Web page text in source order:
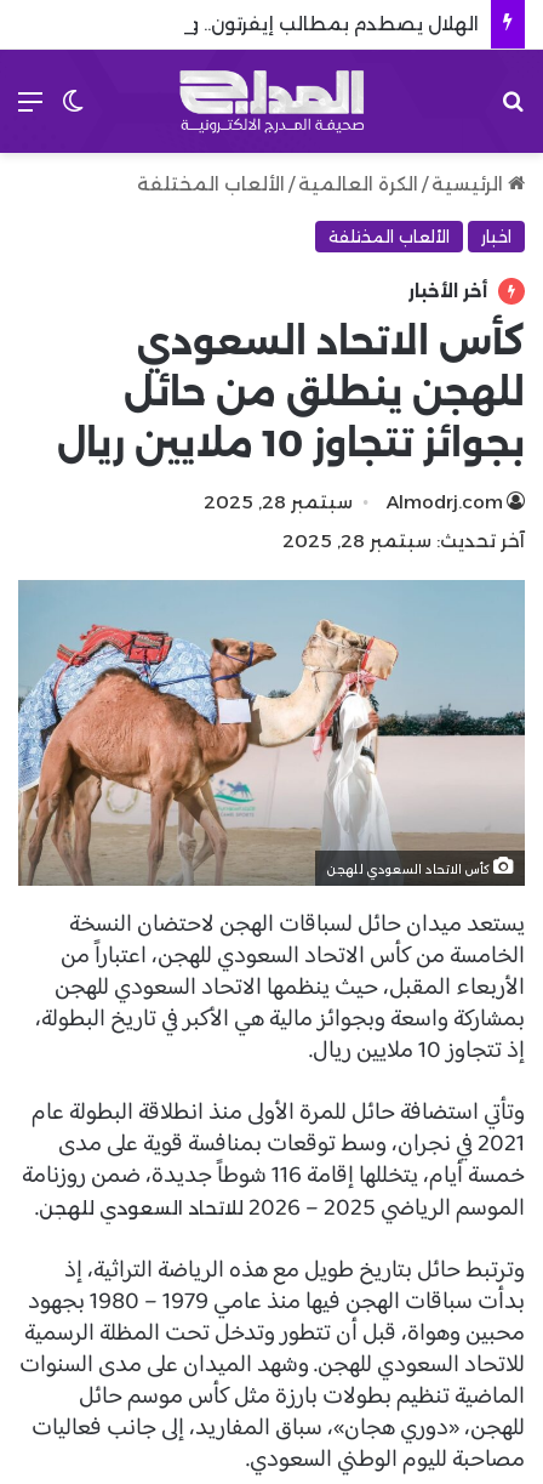
الرئيسية / الكرة العالمية / الألعاب المختلفة
اخبار الألعاب المختلفة
أخر الأخبار
كأس الاتحاد السعودي
للهجن ينطلق من حائل
بجوائز تتجاوز 10 ملايين ريال
Almodrj.com
سبتمبر 28, 2025
آخر تحديث: سبتمبر 28, 2025
كأس الاتحاد السعودي للهجن
يستعد ميدان حائل لسباقات الهجن لاحتضان النسخة
الخامسة من كأس الاتحاد السعودي للهجن، اعتباراً من
الأربعاء المقبل، حيث ينظمها الاتحاد السعودي للهجن
بمشاركة واسعة وبجوائز مالية هي الأكبر في تاريخ البطولة،
إذ تتجاوز 10 ملايين ريال.
وتأتي استضافة حائل للمرة الأولى منذ انطلاقة البطولة عام
2021 في نجران، وسط توقعات بمنافسة قوية على مدى
خمسة أيام، يتخللها إقامة 116 شوطاً جديدة، ضمن روزنامة
الموسم الرياضي 2025 – 2026 للاتحاد السعودي للهجن.
وترتبط حائل بتاريخ طويل مع هذه الرياضة التراثية، إذ
بدأت سباقات الهجن فيها منذ عامي 1979 – 1980 بجهود
محبين وهواة، قبل أن تتطور وتدخل تحت المظلة الرسمية
للاتحاد السعودي للهجن. وشهد الميدان على مدى السنوات
الماضية تنظيم بطولات بارزة مثل كأس موسم حائل
للهجن، «دوري هجان»، سباق المفاريد، إلى جانب فعاليات
مصاحبة لليوم الوطني السعودي.